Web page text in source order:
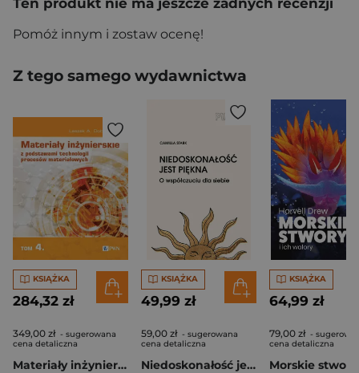
Pomóż innym i zostaw ocenę!
Z tego samego wydawnictwa
KSIĄŻKA
284,32 zł
349,00 zł - sugerowana
cena detaliczna
Materiały inżynierskie z podstawami technologii procesów materiałowych. Tom 4
KSIĄŻKA
49,99 zł
59,00 zł - sugerowana
cena detaliczna
Niedoskonałość jest piękna
KSIĄŻKA
64,99 zł
79,00 zł -
cena detaliczna